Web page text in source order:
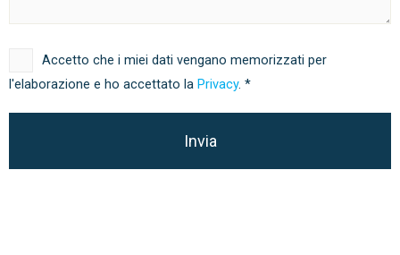
Accetto che i miei dati vengano memorizzati per
l'elaborazione e ho accettato la Privacy. *